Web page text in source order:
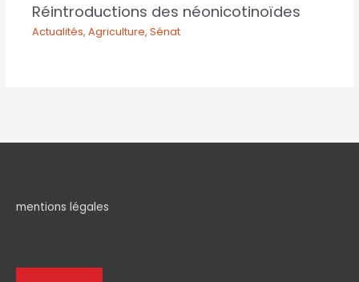
Réintroductions des néonicotinoïdes
Actualités,Agriculture,Sénat
mentions légales